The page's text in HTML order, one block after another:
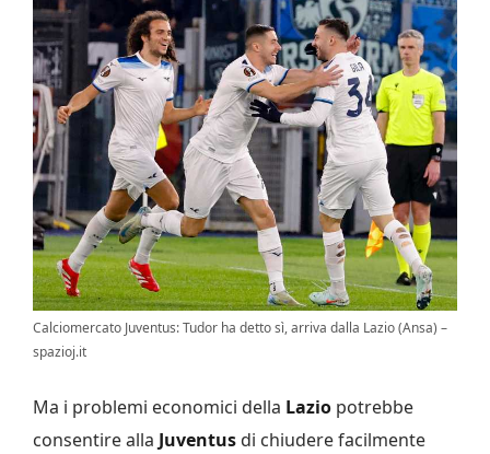
Calciomercato Juventus: Tudor ha detto sì, arriva dalla Lazio (Ansa) –
spazioj.it
Ma i problemi economici della Lazio potrebbe
consentire alla Juventus di chiudere facilmente